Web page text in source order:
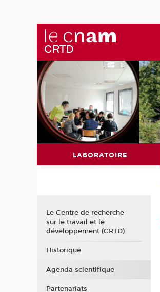
LABORATOIRE
Le Centre de recherche
sur le travail et le
développement (CRTD)
Historique
Agenda scientifique
Partenariats